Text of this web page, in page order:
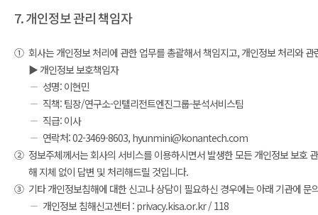
7. 개인정보 관리 책임자
① 회사는 개인정보 처리에 관한 업무를 총괄해서 책임지고, 개인정보 처리와
▶ 개인정보 보호책임자
성명: 이현민
직책: 팀장/연구소-인텔리전트엔진그룹-분석서비스팀
직급: 이사
연락처: 02-3469-8603, hyunmini@konantech.com
② 정보주체께서는 회사의 서비스를 이용하시면서 발생한 모든 개인정보 보호
해 지체 없이 답변 및 처리해드릴 것입니다.
③ 기타 개인정보침해에 대한 신고나 상담이 필요하신 경우에는 아래 기관에 문
개인정보 침해신고센터 : privacy.kisa.or.kr / 118